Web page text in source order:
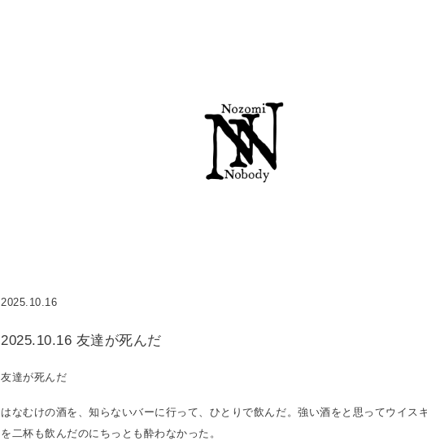
2025.10.16
2025.10.16 友達が死んだ
友達が死んだ
はなむけの酒を、知らないバーに行って、ひとりで飲んだ。強い酒をと思ってウイス
を二杯も飲んだのにちっとも酔わなかった。